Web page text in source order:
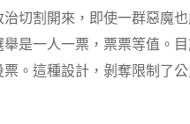
切割開來，即使一群惡魔
舉是一人一票，票票等值。
。這種設計，剝奪限制了